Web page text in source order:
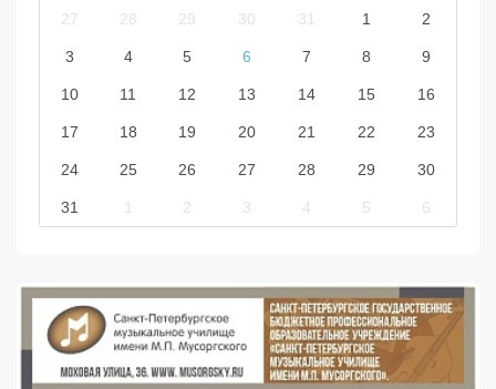
27 28 29 30 31 1 2
3 4 5 6 7 8 9
10 11 12 13 14 15 16
17 18 19 20 21 22 23
24 25 26 27 28 29 30
31 1 2 3 4 5 6